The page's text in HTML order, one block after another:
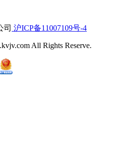
司 沪ICP备11007109号-4
All Rights Reserve.